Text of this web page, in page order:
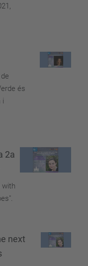
és
i
2a
with
next